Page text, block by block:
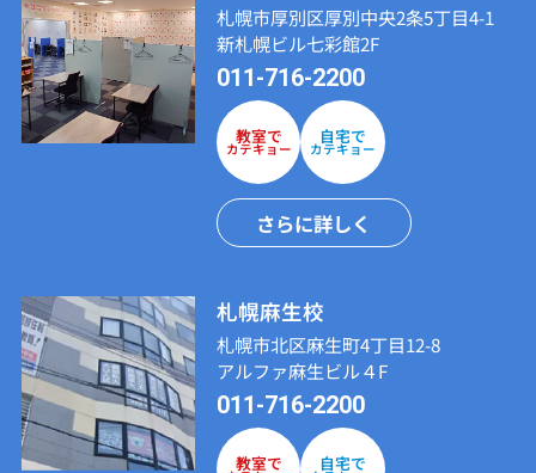
札幌市厚別区厚別中央2条5丁目4-1
新札幌ビル七彩館2F
011-716-2200
教室で
カテキョー
自宅で
カテキョー
さらに詳しく
札幌麻生校
札幌市北区麻生町4丁目12-8
アルファ麻生ビル４F
011-716-2200
教室で 自宅で